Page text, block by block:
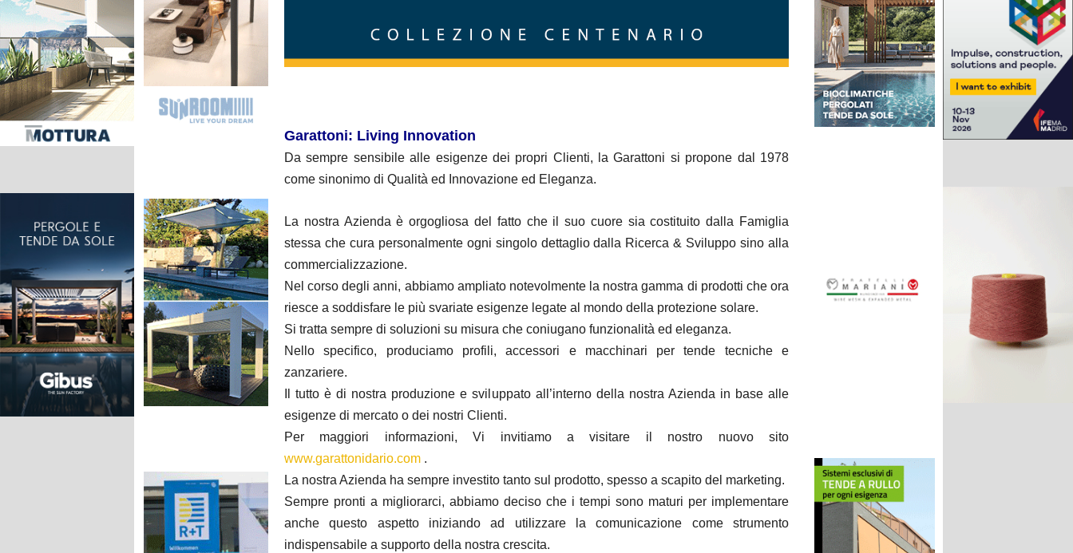
Garattoni: Living Innovation
Da sempre sensibile alle esigenze dei propri Clienti, la Garattoni si propone dal 1978
come sinonimo di Qualità ed Innovazione ed Eleganza.
La nostra Azienda è orgogliosa del fatto che il suo cuore sia costituito dalla Famiglia
stessa che cura personalmente ogni singolo dettaglio dalla Ricerca & Sviluppo sino alla
commercializzazione.
Nel corso degli anni, abbiamo ampliato notevolmente la nostra gamma di prodotti che ora
riesce a soddisfare le più svariate esigenze legate al mondo della protezione solare.
Si tratta sempre di soluzioni su misura che coniugano funzionalità ed eleganza.
Nello specifico, produciamo profili, accessori e macchinari per tende tecniche e
zanzariere.
Il tutto è di nostra produzione e sviluppato all’interno della nostra Azienda in base alle
esigenze di mercato o dei nostri Clienti.
Per maggiori informazioni, Vi invitiamo a visitare il nostro nuovo sito
www.garattonidario.com .
La nostra Azienda ha sempre investito tanto sul prodotto, spesso a scapito del marketing.
Sempre pronti a migliorarci, abbiamo deciso che i tempi sono maturi per implementare
anche questo aspetto iniziando ad utilizzare la comunicazione come strumento
indispensabile a supporto della nostra crescita.